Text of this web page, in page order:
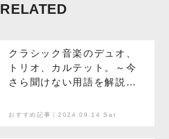
RELATED
クラシック音楽のデュオ、
トリオ、カルテット。～今
さら聞けない用語を解説～
おすすめ記事｜2024.09.14 Sat